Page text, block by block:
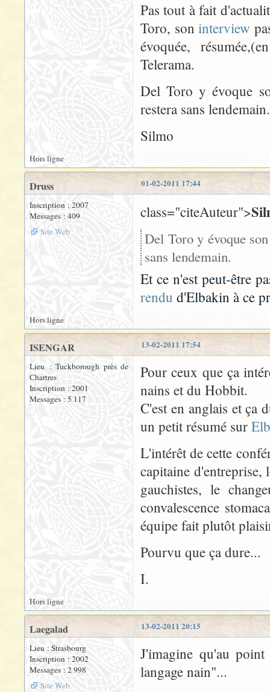
Pas tout à fait
Toro, soninterview
évoquée,
Telerama.
Del Toro y évoque
restera sans lendemain.
Silmo
Hors ligne
01-02-2011 17:44
Druss
Inscription : 2007
Messages : 409
Site Web
class="citeAuteur">
Del Toro y évoque
sans lendemain.
Et ce n'est peut-être
rendu d'Elbakin à ce
Hors ligne
13-02-2011 17:54
ISENGAR
Lieu : Tuckborough près de
Chartres
Inscription : 2001
Messages : 5 117
Pour ceux que ça
nains et du Hobbit.
C'est en anglais et ça
un petit résumé sur
L'intérêt de cette
capitaine d'entreprise,
gauchistes, le
convalescence
équipe fait plutôt
Pourvu que ça dure...
I.
Hors ligne
13-02-2011 20:15
Laegalad
Lieu : Strasbourg
Inscription : 2002
Messages : 2 998
Site Web
J'imagine qu'au
langage nain"...